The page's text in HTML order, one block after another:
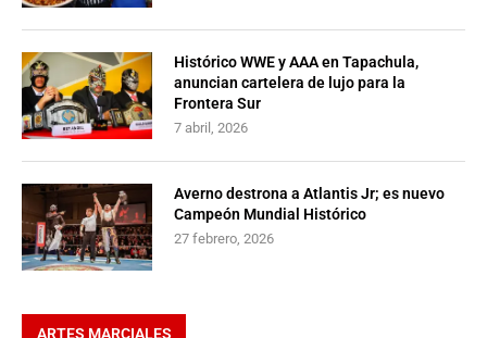
Histórico WWE y AAA en Tapachula,
anuncian cartelera de lujo para la
Frontera Sur
7 abril, 2026
Averno destrona a Atlantis Jr; es nuevo
Campeón Mundial Histórico
27 febrero, 2026
ARTES MARCIALES